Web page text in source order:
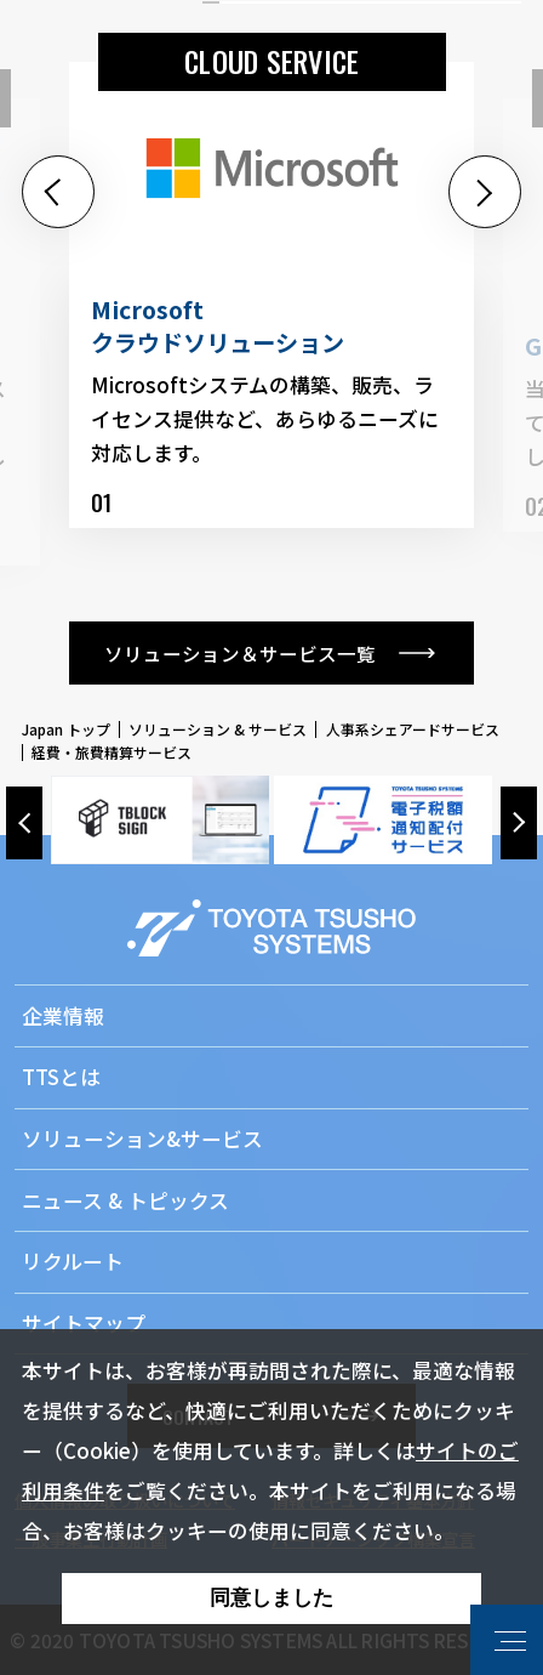
CLOUD SERVICE
Microsoft
クラウドソリューション
Microsoftシステムの構築、販売、ラ
イセンス提供など、あらゆるニーズに
対応します。
ソリューション＆サービス一覧
Japan トップ ソリューション & サービス
人事系シェアードサービス
経費・旅費精算サービス
企業情報
TTSとは
ソリューション&サービス
ニュース & トピックス
リクルート
サイトマップ
CONTACT
個人情報の取り扱いについて
情報セキュリティ基本方針
一般事業主行動計画
パートナーシップ構築宣言
© 2020 TOYOTA TSUSHO SYSTEMS ALL RIGHTS RESERVED.
本サイトは、お客様が再訪問された際に、最適な情報
を提供するなど、快適にご利用いただくためにクッキ
ー（Cookie）を使用しています。詳しくはサイトのご
利用条件をご覧ください。本サイトをご利用になる場
合、お客様はクッキーの使用に同意ください。
同意しました